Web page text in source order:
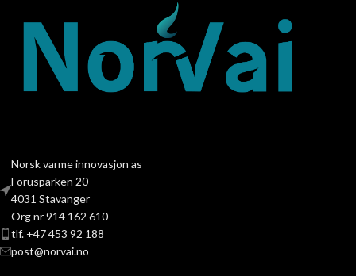
Norsk varme innovasjon as
Forusparken 20
4031 Stavanger
Org nr 914 162 610
tlf. +47 453 92 188
post@norvai.no